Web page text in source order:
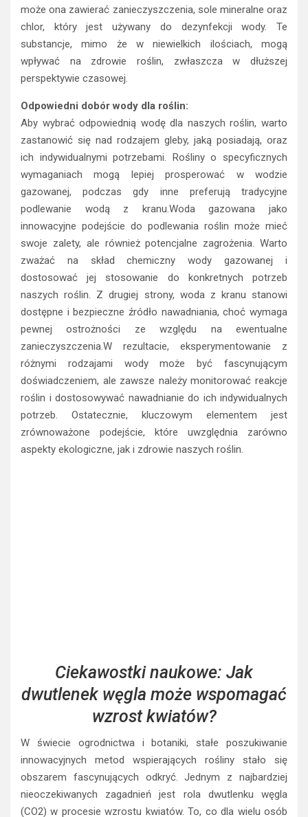
może ona zawierać zanieczyszczenia, sole mineralne oraz
chlor, który jest używany do dezynfekcji wody. Te
substancje, mimo że w niewielkich ilościach, mogą
wpływać na zdrowie roślin, zwłaszcza w dłuższej
perspektywie czasowej.
Odpowiedni dobór wody dla roślin:
Aby wybrać odpowiednią wodę dla naszych roślin, warto
zastanowić się nad rodzajem gleby, jaką posiadają, oraz
ich indywidualnymi potrzebami. Rośliny o specyficznych
wymaganiach mogą lepiej prosperować w wodzie
gazowanej, podczas gdy inne preferują tradycyjne
podlewanie wodą z kranu.Woda gazowana jako
innowacyjne podejście do podlewania roślin może mieć
swoje zalety, ale również potencjalne zagrożenia. Warto
zważać na skład chemiczny wody gazowanej i
dostosować jej stosowanie do konkretnych potrzeb
naszych roślin. Z drugiej strony, woda z kranu stanowi
dostępne i bezpieczne źródło nawadniania, choć wymaga
pewnej ostrożności ze względu na ewentualne
zanieczyszczenia.W rezultacie, eksperymentowanie z
różnymi rodzajami wody może być fascynującym
doświadczeniem, ale zawsze należy monitorować reakcje
roślin i dostosowywać nawadnianie do ich indywidualnych
potrzeb. Ostatecznie, kluczowym elementem jest
zrównoważone podejście, które uwzględnia zarówno
aspekty ekologiczne, jak i zdrowie naszych roślin.
Ciekawostki naukowe: Jak
dwutlenek węgla może wspomagać
wzrost kwiatów?
W świecie ogrodnictwa i botaniki, stałe poszukiwanie
innowacyjnych metod wspierających rośliny stało się
obszarem fascynujących odkryć. Jednym z najbardziej
nieoczekiwanych zagadnień jest rola dwutlenku węgla
(CO2) w procesie wzrostu kwiatów. To, co dla wielu osób